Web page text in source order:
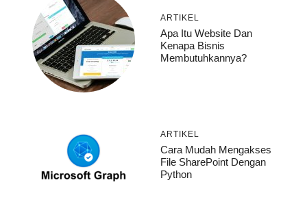
ARTIKEL
Apa Itu Website Dan
Kenapa Bisnis
Membutuhkannya?
ARTIKEL
Cara Mudah Mengakses
File SharePoint Dengan
Python